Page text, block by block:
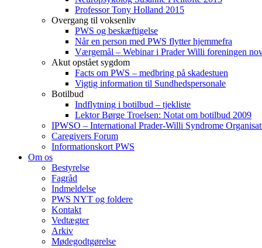
Professor Tony Holland 2015
Overgang til voksenliv
PWS og beskæftigelse
Når en person med PWS flytter hjemmefra
Værgemål – Webinar i Prader Willi foreningen
Akut opstået sygdom
Facts om PWS – medbring på skadestuen
Vigtig information til Sundhedspersonale
Botilbud
Indflytning i botilbud – tjekliste
Lektor Børge Troelsen: Notat om botilbud 2009
IPWSO – International Prader-Willi Syndrome
Caregivers Forum
Informationskort PWS
Om os
Bestyrelse
Fagråd
Indmeldelse
PWS NYT og foldere
Kontakt
Vedtægter
Arkiv
Mødegodtgørelse